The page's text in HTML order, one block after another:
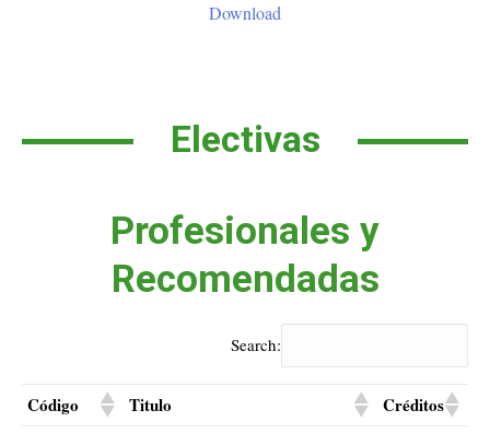
Download
Electivas
Profesionales y
Recomendadas
Search:
Código Titulo Créditos